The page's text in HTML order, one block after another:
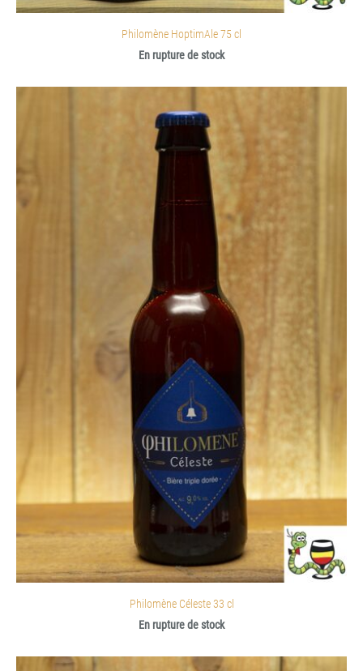
Philomène HoptimAle 75 cl
En rupture de stock
Philomène Céleste 33 cl
En rupture de stock